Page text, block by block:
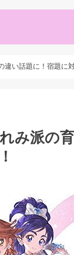
い話題に！宿題に
み派の